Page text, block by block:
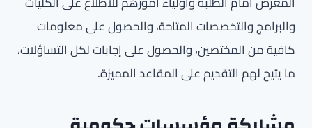
والبرامج والتخصصات المتاحة، والحصول على معلومات
كافية من المختصين، والحصول على إجابات لكل التساؤلات،
ما يتيح لهم التقديم على المقاعد المميزة.